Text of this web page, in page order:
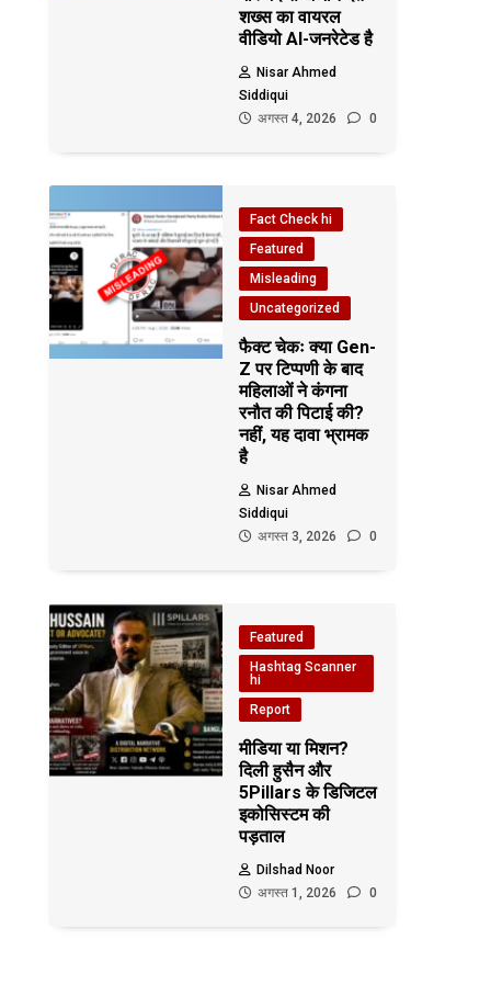
शख्स का वायरल
वीडियो AI-जनरेटेड है
Nisar Ahmed
Siddiqui
अगस्त 4, 2026
0
Fact Check hi
Featured
Misleading
Uncategorized
फैक्ट चेकः क्या Gen-
Z पर टिप्पणी के बाद
महिलाओं ने कंगना
रनौत की पिटाई की?
नहीं, यह दावा भ्रामक
है
Nisar Ahmed
Siddiqui
अगस्त 3, 2026
0
Featured
Hashtag Scanner
hi
Report
मीडिया या मिशन?
दिली हुसैन और
5Pillars के डिजिटल
इकोसिस्टम की
पड़ताल
Dilshad Noor
अगस्त 1, 2026
0